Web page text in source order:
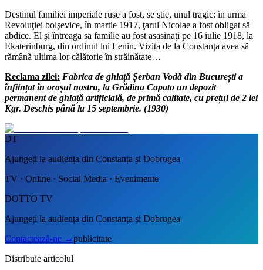
Destinul familiei imperiale ruse a fost, se ştie, unul tragic: în urma
Revoluţiei bolşevice, în martie 1917, ţarul Nicolae a fost obligat să
abdice. El şi întreaga sa familie au fost asasinaţi pe 16 iulie 1918, la
Ekaterinburg, din ordinul lui Lenin. Vizita de la Constanţa avea să
rămână ultima lor călătorie în străinătate…
Reclama zilei: Fabrica de ghiață Șerban Vodă din București a
înființat în orașul nostru, la Grădina Capato un depozit
permanent de ghiață artificială, de primă calitate, cu prețul de 2 lei
Kgr. Deschis până la 15 septembrie. (1930)
DT
Ajungeți la audiența din Constanța și Dobrogea
TV · Online · Social Media · Evenimente
DOTTO TV
Ajungeți la audiența din Constanța și Dobrogea
Contactează-ne →publicitate
Distribuie articolul